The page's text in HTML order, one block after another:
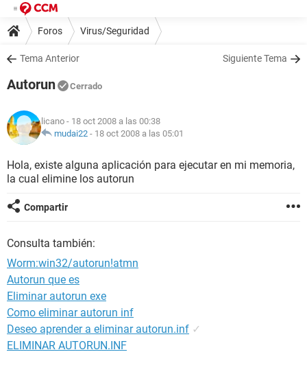
Foros Virus/Seguridad
Tema Anterior Siguiente Tema
Autorun Cerrado
licano - 18 oct 2008 a las 00:38
mudai22 - 18 oct 2008 a las 05:01
Hola, existe alguna aplicación para ejecutar en mi memoria,
la cual elimine los autorun
Compartir
Consulta también:
Worm:win32/autorun!atmn
Autorun que es
Eliminar autorun exe
Como eliminar autorun inf
Deseo aprender a eliminar autorun.inf ✓
ELIMINAR AUTORUN.INF